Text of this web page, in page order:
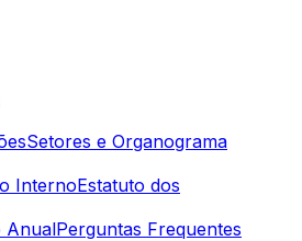
Setores e Organograma
InternoEstatuto dos
AnualPerguntas Frequentes